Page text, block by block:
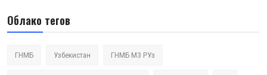
Облако тегов
ГНМБ Узбекистан ГНМБ МЗ РУз